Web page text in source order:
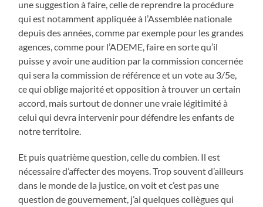
une suggestion à faire, celle de reprendre la procédure
qui est notamment appliquée à l’Assemblée nationale
depuis des années, comme par exemple pour les grandes
agences, comme pour l’ADEME, faire en sorte qu’il
puisse y avoir une audition par la commission concernée
qui sera la commission de référence et un vote au 3/5e,
ce qui oblige majorité et opposition à trouver un certain
accord, mais surtout de donner une vraie légitimité à
celui qui devra intervenir pour défendre les enfants de
notre territoire.
Et puis quatrième question, celle du combien. Il est
nécessaire d’affecter des moyens. Trop souvent d’ailleurs
dans le monde de la justice, on voit et c’est pas une
question de gouvernement, j’ai quelques collègues qui